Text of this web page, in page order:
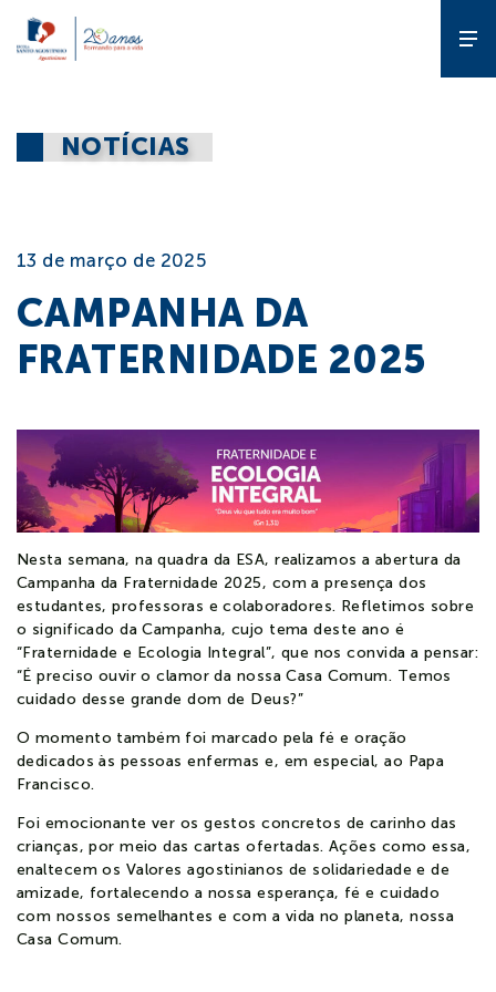
A Escola
Estude
na ESA
Notícias
Contato
Colaboradores Estudante
NOTÍCIAS
13 de março de 2025
CAMPANHA DA
FRATERNIDADE 2025
Nesta semana, na quadra da ESA, realizamos a abertura da
Campanha da Fraternidade 2025, com a presença dos
estudantes, professoras e colaboradores. Refletimos sobre
o significado da Campanha, cujo tema deste ano é
“Fraternidade e Ecologia Integral”, que nos convida a pensar:
“É preciso ouvir o clamor da nossa Casa Comum. Temos
cuidado desse grande dom de Deus?”
O momento também foi marcado pela fé e oração
dedicados às pessoas enfermas e, em especial, ao Papa
Francisco.
Foi emocionante ver os gestos concretos de carinho das
crianças, por meio das cartas ofertadas. Ações como essa,
enaltecem os Valores agostinianos de solidariedade e de
amizade, fortalecendo a nossa esperança, fé e cuidado
com nossos semelhantes e com a vida no planeta, nossa
Casa Comum.